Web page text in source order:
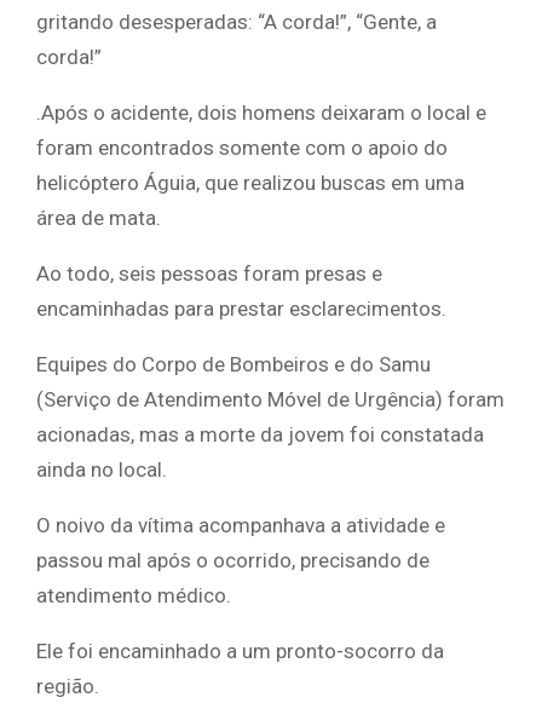
gritando desesperadas: “A corda!”, “Gente, a
corda!”
.Após o acidente, dois homens deixaram o local e
foram encontrados somente com o apoio do
helicóptero Águia, que realizou buscas em uma
área de mata.
Ao todo, seis pessoas foram presas e
encaminhadas para prestar esclarecimentos.
Equipes do Corpo de Bombeiros e do Samu
(Serviço de Atendimento Móvel de Urgência) foram
acionadas, mas a morte da jovem foi constatada
ainda no local.
O noivo da vítima acompanhava a atividade e
passou mal após o ocorrido, precisando de
atendimento médico.
Ele foi encaminhado a um pronto-socorro da
região.